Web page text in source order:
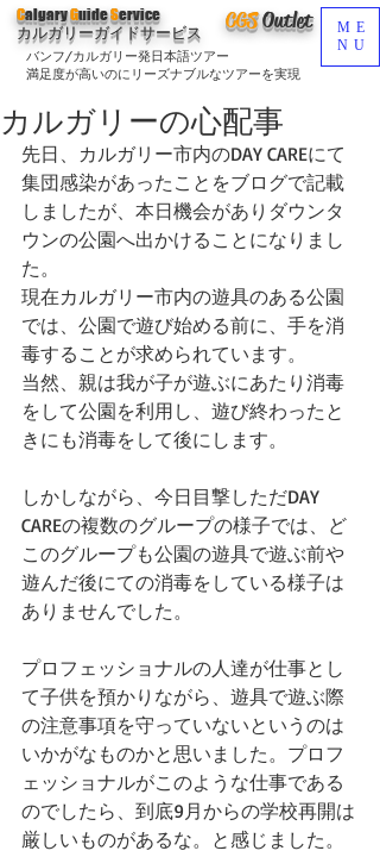
CGSOutlet
バンフ/カルガリー発日本語ツアー
満足度が高いのにリーズナブルなツアーを実現
CalgaryGuideService
カルガリーガイドサービス
ME
NU
カルガリーの心配事
先日、カルガリー市内のDAY CAREにて
集団感染があったことをブログで記載
しましたが、本日機会がありダウンタ
ウンの公園へ出かけることになりまし
た。
現在カルガリー市内の遊具のある公園
では、公園で遊び始める前に、手を消
毒することが求められています。
当然、親は我が子が遊ぶにあたり消毒
をして公園を利用し、遊び終わったと
きにも消毒をして後にします。
しかしながら、今日目撃しただDAY
CAREの複数のグループの様子では、ど
このグループも公園の遊具で遊ぶ前や
遊んだ後にての消毒をしている様子は
ありませんでした。
プロフェッショナルの人達が仕事とし
て子供を預かりながら、遊具で遊ぶ際
の注意事項を守っていないというのは
いかがなものかと思いました。プロフ
ェッショナルがこのような仕事である
のでしたら、到底9月からの学校再開は
厳しいものがあるな。と感じました。